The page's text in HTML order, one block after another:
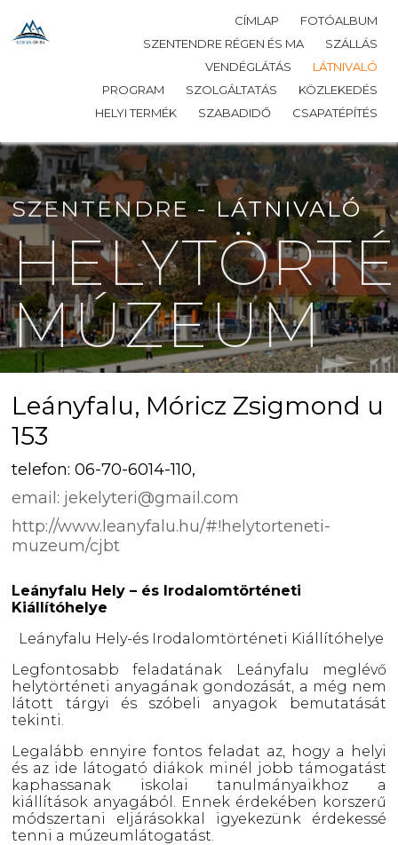
CÍMLAP
FOTÓALBUM
SZENTENDRE RÉGEN ÉS MA
SZÁLLÁS
VENDÉGLÁTÁS
LÁTNIVALÓ
PROGRAM
SZOLGÁLTATÁS
KÖZLEKEDÉS
HELYI TERMÉK
SZABADIDŐ CSAPATÉPÍTÉS
SZENTENDRE - LÁTNIVALÓ
MÚZEUM
Leányfalu, Móricz Zsigmond u
153
telefon: 06-70-6014-110,
email: jekelyteri@gmail.com
http://www.leanyfalu.hu/#!helytorteneti-
muzeum/cjbt
Leányfalu Hely-és Irodalomtörténeti Kiállítóhelye
Legfontosabb feladatának Leányfalu meglévő
helytörténeti anyagának gondozását, a még nem
látott tárgyi és szóbeli anyagok bemutatását
tekinti.
Legalább ennyire fontos feladat az, hogy a helyi
és az ide látogató diákok minél jobb támogatást
kaphassanak iskolai tanulmányaikhoz a
kiállítások anyagából. Ennek érdekében korszerű
módszertani eljárásokkal igyekezünk érdekessé
tenni a múzeumlátogatást.
Leányfalu Hely – és Irodalomtörténeti
Kiállítóhelye